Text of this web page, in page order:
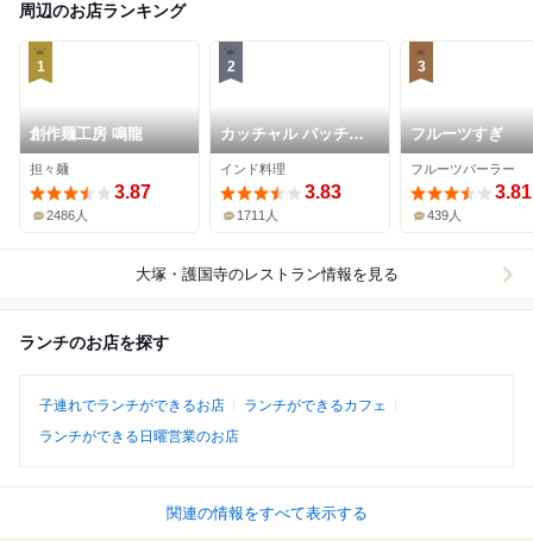
周辺のお店ランキング
1
創作麺工房 鳴龍
担々麺
3.87
2486人
2
カッチャル バッチャ
ル
インド料理
3.83
1711人
3
フルーツすぎ
フルーツパーラー
3.81
439人
大塚・護国寺のレストラン情報を見る
ランチのお店を探す
子連れでランチができるお店
ランチができるカフェ
ランチができる日曜営業のお店
関連の情報をすべて表示する